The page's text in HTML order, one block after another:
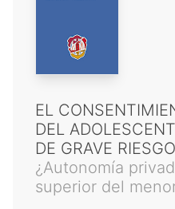
EL
DEL
DE GRAVE RIESGO
¿Autonomía
superior del